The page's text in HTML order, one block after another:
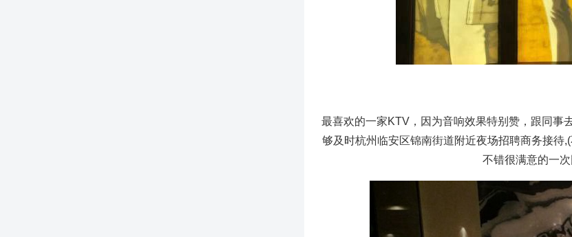
最喜欢的一家KTV，因为音响效果特别赞，跟同事
够及时杭州临安区锦南街道附近夜场招聘商务接
不错很满意的一